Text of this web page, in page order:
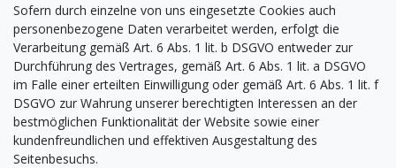
Sofern durch einzelne von uns eingesetzte Cookies auch
personenbezogene Daten verarbeitet werden, erfolgt die
Verarbeitung gemäß Art. 6 Abs. 1 lit. b DSGVO entweder zur
Durchführung des Vertrages, gemäß Art. 6 Abs. 1 lit. a DSGVO
im Falle einer erteilten Einwilligung oder gemäß Art. 6 Abs. 1 lit. f
DSGVO zur Wahrung unserer berechtigten Interessen an der
bestmöglichen Funktionalität der Website sowie einer
kundenfreundlichen und effektiven Ausgestaltung des
Seitenbesuchs.